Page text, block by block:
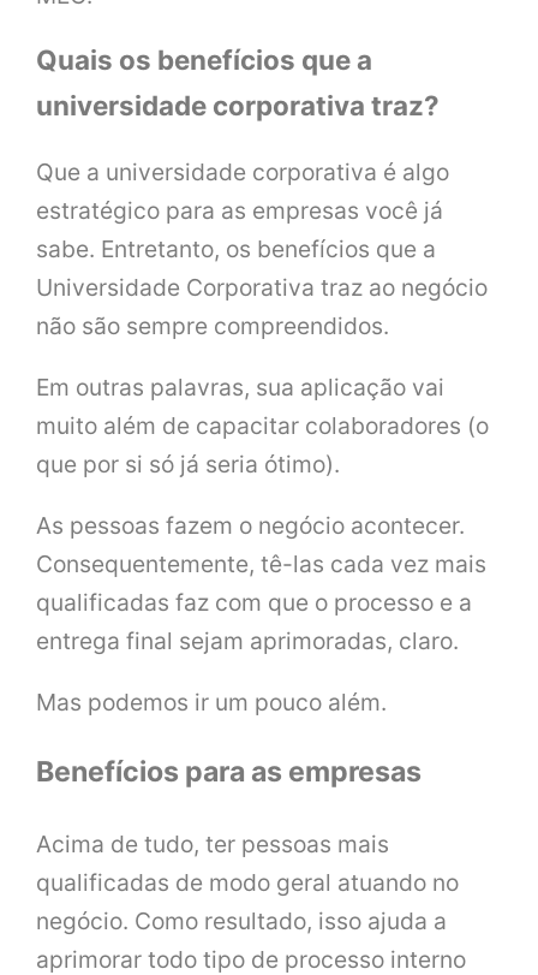
Quais os benefícios que a
universidade corporativa traz?
Que a universidade corporativa é algo
estratégico para as empresas você já
sabe. Entretanto, os benefícios que a
Universidade Corporativa traz ao negócio
não são sempre compreendidos.
Em outras palavras, sua aplicação vai
muito além de capacitar colaboradores (o
que por si só já seria ótimo).
As pessoas fazem o negócio acontecer.
Consequentemente, tê-las cada vez mais
qualificadas faz com que o processo e a
entrega final sejam aprimoradas, claro.
Mas podemos ir um pouco além.
Benefícios para as empresas
Acima de tudo, ter pessoas mais
qualificadas de modo geral atuando no
negócio. Como resultado, isso ajuda a
aprimorar todo tipo de processo interno